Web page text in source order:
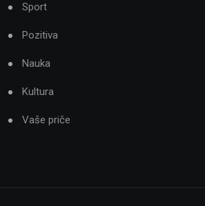
Sport
Pozitiva
Nauka
Kultura
Vaše priče